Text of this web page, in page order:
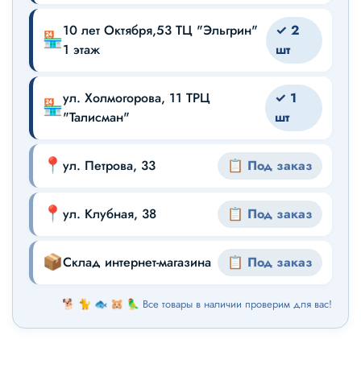
🏪10 лет Октября,53 ТЦ "Эльгрин"
1 этаж
✓ 2
шт
🏪ул. Холмогорова, 11 ТРЦ
"Талисман"
✓ 1
шт
📍 ул. Петрова, 33 📋 Под заказ
📍 ул. Клубная, 38 📋 Под заказ
📦Склад интернет-магазина 📋 Под заказ
🐕 🐈 🐟 🐹 🦜 Все товары в наличии проверим для вас!